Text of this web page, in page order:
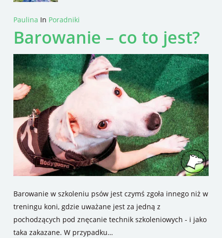
Paulina In Poradniki
Barowanie – co to jest?
Barowanie w szkoleniu psów jest czymś zgoła innego niż w
treningu koni, gdzie uważane jest za jedną z
pochodzących pod znęcanie technik szkoleniowych - i jako
taka zakazane. W przypadku…